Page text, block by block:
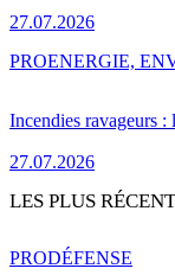
27.07.2026
Incendies ravageurs :
27.07.2026
PROENERGIE,
LES PLUS
PRODÉFENSE